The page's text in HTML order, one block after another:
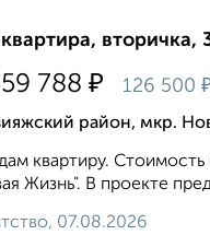
вторичка,
788 ₽ 126 500
район, мкр.
квартиру.
Жизнь". В проекте
07.08.2026